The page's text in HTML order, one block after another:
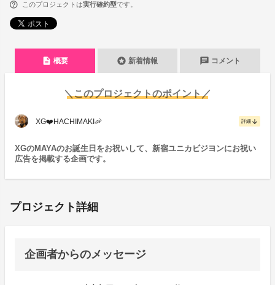
このプロジェクトは実行確約型です。
description 概要 stars 新着情報 chat コメント
＼このプロジェクトのポイント／
XG❤️HACHIMAKI🦐 詳細 arrow_downward
XGのMAYAのお誕生日をお祝いして、新宿ユニカビジヨンにお祝い
広告を掲載する企画です。
プロジェクト詳細
企画者からのメッセージ